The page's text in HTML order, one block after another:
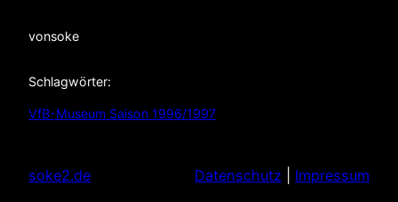
vonsoke
Schlagwörter:
VfB-Museum Saison 1996/1997
soke2.de Datenschutz Impressum